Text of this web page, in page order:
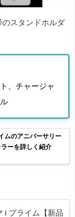
スタンドホルダ
、チャージャ
ムのアニバーサリー
ーを詳しく紹介
i プライム【新品